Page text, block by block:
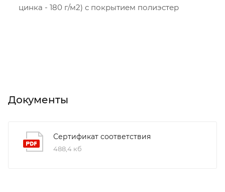
цинка - 180 г/м2) с покрытием полиэстер
Документы
Сертификат соответствия
488,4 кб